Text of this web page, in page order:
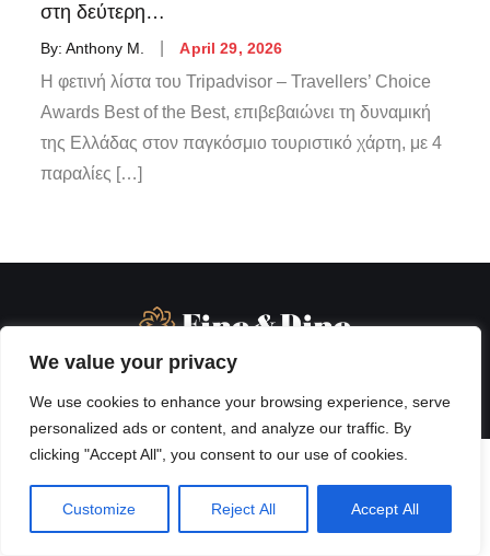
We value your privacy
We use cookies to enhance your browsing experience, serve
personalized ads or content, and analyze our traffic. By
clicking "Accept All", you consent to our use of cookies.
Customize Reject All Accept All
στη δεύτερη…
By:Anthony M. April 29, 2026
Η φετινή λίστα του Tripadvisor – Travellers’ Choice
Awards Best of the Best, επιβεβαιώνει τη δυναμική
της Ελλάδας στον παγκόσμιο τουριστικό χάρτη, με 4
παραλίες […]